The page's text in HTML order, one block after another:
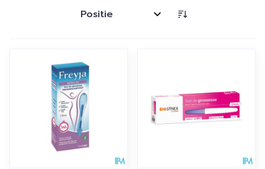
Sorteer op: